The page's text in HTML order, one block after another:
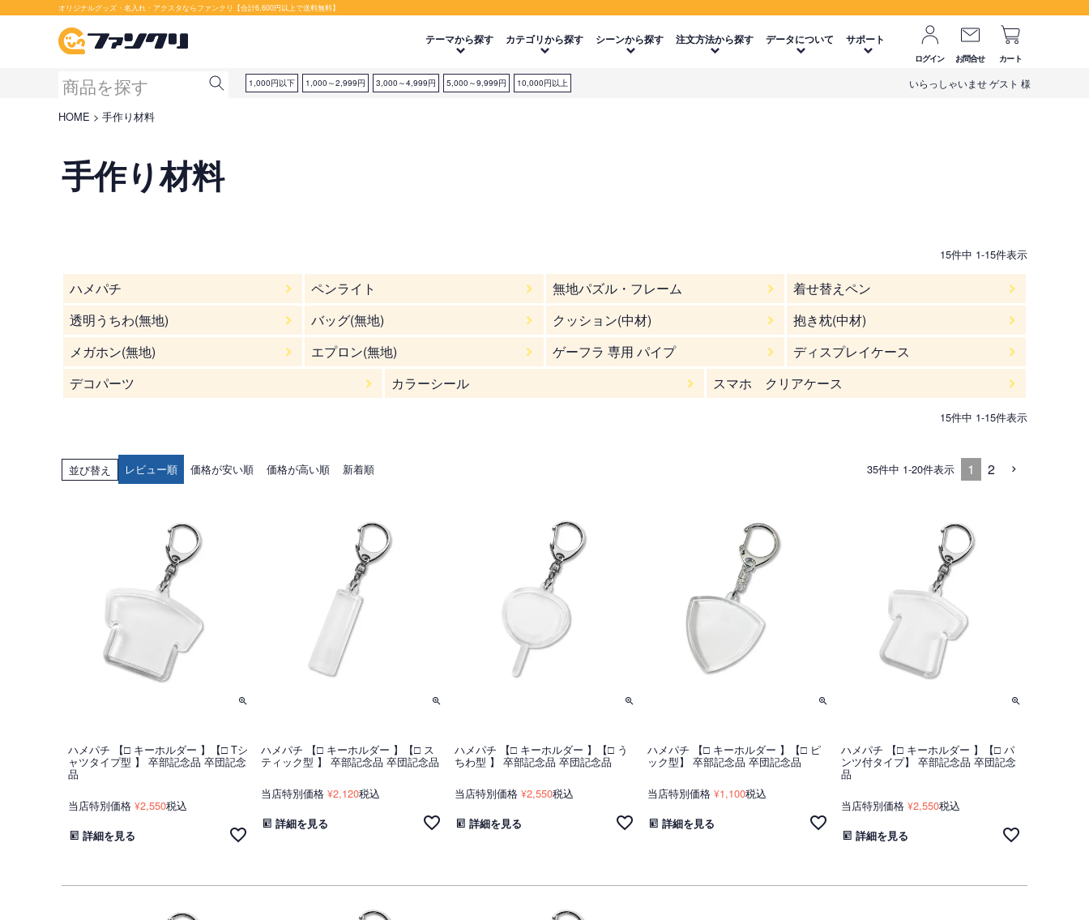
オリジナルグッズ・名入れ・アクスタならファンクリ【合計6,600円以上で送料無料】
テーマから探す カテゴリから探す シーンから探す 注文方法から探す データについて サポート
ログイン お問合せ カート
1,000円以下 1,000～2,999円 3,000～4,999円 5,000～9,999円 10,000円以上 いらっしゃいませ ゲスト 様
HOME 手作り材料
手作り材料
15件中 1-15件表示
ハメパチ ペンライト 無地パズル・フレーム
着せ替えペン
透明うちわ(無地)
バッグ(無地) クッション(中材)
抱き枕(中材)
メガホン(無地)
エプロン(無地) ゲーフラ 専用 パイプ
ディスプレイケース
デコパーツ
カラーシール スマホ クリアケース
15件中 1-15件表示
並び替え レビュー順 価格が安い順 価格が高い順 新着順 35件中 1-20件表示 1 2
ハメパチ 【□ キーホルダー 】【□ Tシ
ャツタイプ型 】 卒部記念品 卒団記念
品
当店特別価格 ¥2,550税込
詳細を見る
ハメパチ 【□ キーホルダー 】【□ ス
ティック型 】 卒部記念品 卒団記念品
当店特別価格 ¥2,120税込
詳細を見る
ハメパチ 【□ キーホルダー 】【□ う
ちわ型 】 卒部記念品 卒団記念品
当店特別価格 ¥2,550税込
詳細を見る
ハメパチ 【□ キーホルダー 】【□ ピ
ック型】 卒部記念品 卒団記念品
当店特別価格 ¥1,100税込
詳細を見る
ハメパチ 【□ キーホルダー 】【□ パ
ンツ付タイプ】 卒部記念品 卒団記念
品
当店特別価格 ¥2,550税込
詳細を見る